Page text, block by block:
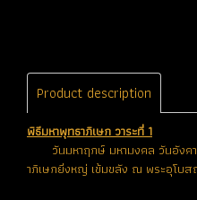
Product description
พิธีมหาพุทธาภิเษก วาระที่ 1
วันมหาฤกษ์ มหามงคล วันอังค
าภิเษกยิ่งหญ่ เข้มขลัง ณ พระอุโบส